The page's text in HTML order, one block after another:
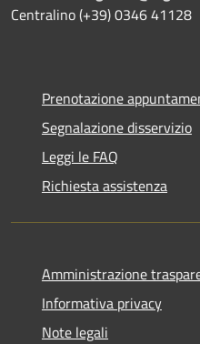
Centralino (+39) 0346 41128
Prenotazione
Segnalazione disservizio
Leggi le FAQ
Richiesta assistenza
Amministrazione
Informativa privacy
Note legali